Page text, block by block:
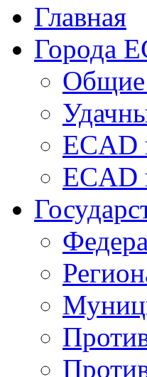
Главная
Города
ECAD
ECAD